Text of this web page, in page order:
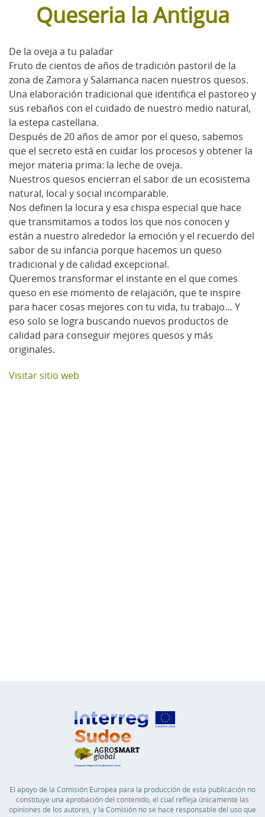
Queseria la Antigua
De la oveja a tu paladar
Fruto de cientos de años de tradición pastoril de la
zona de Zamora y Salamanca nacen nuestros quesos.
Una elaboración tradicional que identifica el pastoreo y
sus rebaños con el cuidado de nuestro medio natural,
la estepa castellana.
Después de 20 años de amor por el queso, sabemos
que el secreto está en cuidar los procesos y obtener la
mejor materia prima: la leche de oveja.
Nuestros quesos encierran el sabor de un ecosistema
natural, local y social incomparable.
Nos definen la locura y esa chispa especial que hace
que transmitamos a todos los que nos conocen y
están a nuestro alrededor la emoción y el recuerdo del
sabor de su infancia porque hacemos un queso
tradicional y de calidad excepcional.
Queremos transformar el instante en el que comes
queso en ese momento de relajación, que te inspire
para hacer cosas mejores con tu vida, tu trabajo… Y
eso solo se logra buscando nuevos productos de
calidad para conseguir mejores quesos y más
originales.
Visitar sitio web
El apoyo de la Comisión Europea para la producción de esta publicación no
constituye una aprobación del contenido, el cual refleja únicamente las
opiniones de los autores, y la Comisión no se hace responsable del uso que